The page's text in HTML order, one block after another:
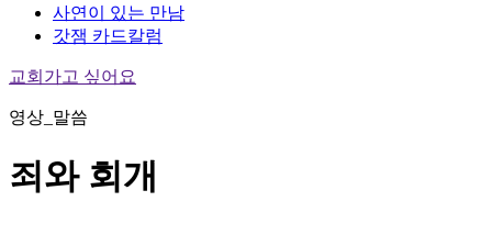
사연이 있는 만남
갓잼 카드칼럼
교회가고 싶어요
영상_말씀
죄와 회개